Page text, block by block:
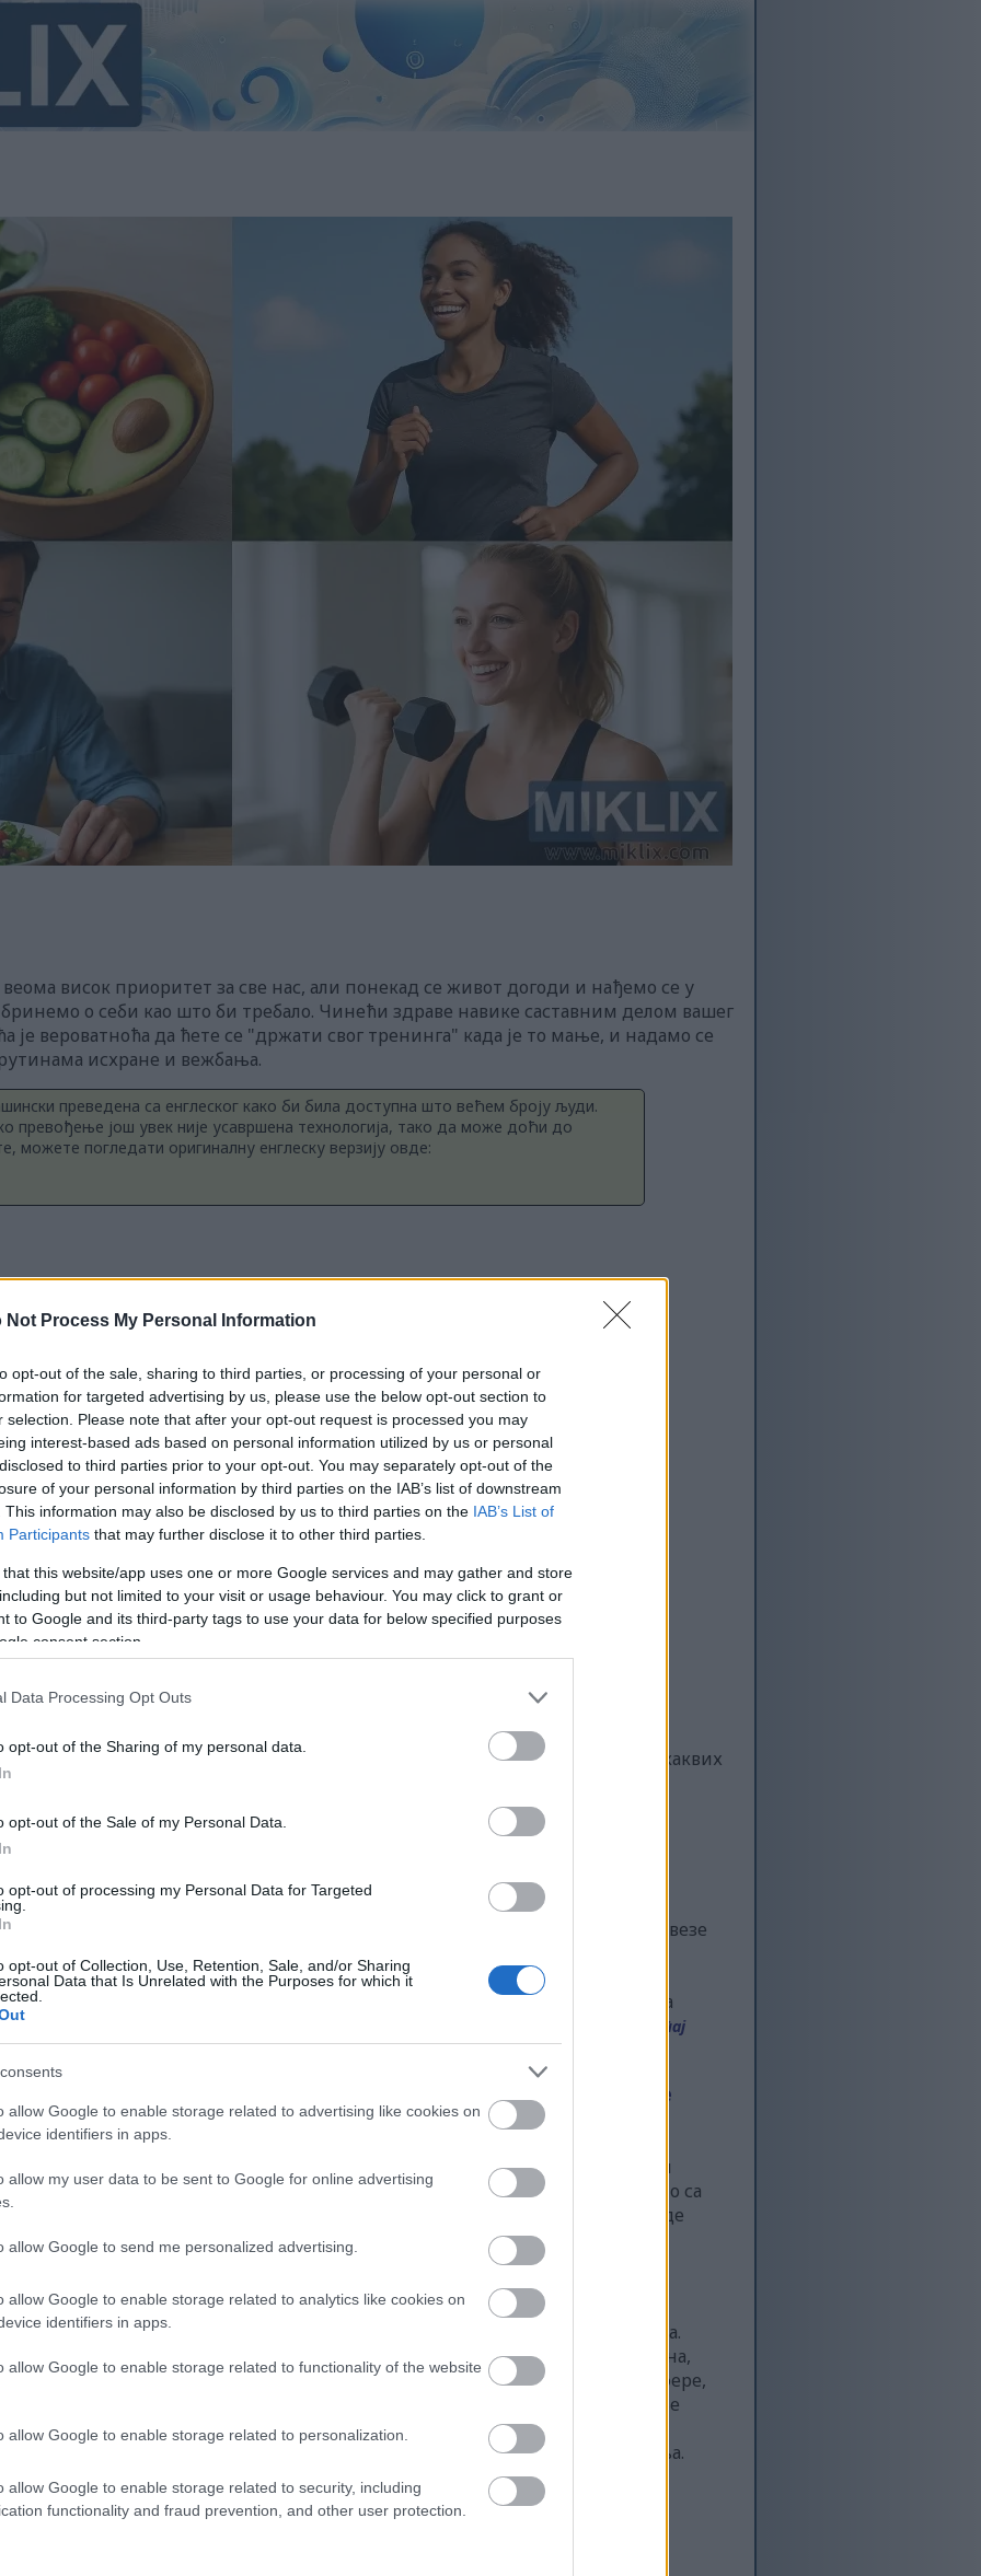
Not Process My Personal Information
opt-out of the sale, sharing to third parties, or processing of your personal or
for targeted advertising by us, please use the below opt-out section to
selection. Please note that after your opt-out request is processed you may
interest-based ads based on personal information utilized by us or personal
to third parties prior to your opt-out. You may separately opt-out of the
of your personal information by third parties on the IAB’s list of downstream
This information may also be disclosed by us to third parties on the IAB’s List of
Participants that may further disclose it to other third parties.
that this website/app uses one or more Google services and may gather and store
but not limited to your visit or usage behaviour. You may click to grant or
to Google and its third-party tags to use your data for below specified purposes
consent section.
Data Processing Opt Outs
opt-out of the Sharing of my personal data.
opt-out of the Sale of my Personal Data.
opt-out of processing my Personal Data for Targeted
opt-out of Collection, Use, Retention, Sale, and/or Sharing
Data that Is Unrelated with the Purposes for which it
allow Google to enable storage related to advertising like cookies on
identifiers in apps.
allow my user data to be sent to Google for online advertising
allow Google to send me personalized advertising.
allow Google to enable storage related to analytics like cookies on
identifiers in apps.
allow Google to enable storage related to functionality of the website
allow Google to enable storage related to personalization.
allow Google to enable storage related to security, including
functionality and fraud prevention, and other user protection.
висок приоритет за све нас, али понекад се живот догоди и нађемо се у
бринемо о себи као што би требало. Чинећи здраве навике саставним делом вашег
је вероватноћа да ћете се "држати свог тренинга" када је то мање, и надамо се
исхране и вежбања.
преведена са енглеског како би била доступна што већем броју људи.
превођење још увек није усавршена технологија, тако да може доћи до
можете погледати оригиналну енглеску верзију овде:
све изводљиво док имају посао са пуним радним временом. Само у
од информација овде не треба сматрати медицинским саветом. Увек се
или другим професионалним здравственим радником ако имате било каквих
и њеним поткатегоријама:
за здрав начин живота
2025. 17:34:44 UTC
активности може трансформисати ваше здравствено путовање од обавезе
Савршена рутина вежбања комбинује ефикасност са одрживошћу,
док истовремено даје резултате. У овом свеобухватном водичу,
10 најбољих фитнес активности за здрав начин живота, помажући вам да
у складу са вашим личним циљевима, жељама и нивоом кондиције.
Прочитај
ослобађања од стреса: потпуне здравствене предности јоге
2025. 09:05:22 UTC
која нуди бројне здравствене предности, побољшавајући и ментално и
корени сежу до древне Индије, комбинујући положаје, технике дисања и
Практичари доживљавају повећану флексибилност и снагу, заједно са
подржавају предности јоге, што је чини популарним избором за људе
који траже оптимално здравље.
Прочитај више...
предности часова спиновања
2025. 08:51:06 UTC
као вожња бицикла у затвореном, постао је омиљени тренинг широм света.
је хит свих времена. Ова активност високог интензитета није само забавна,
на много начина. Уз помоћ стручних инструктора и живахне атмосфере,
здравље вашег срца, помоћи у губитку тежине, одржати здравље
па чак и подићи расположење. Овај чланак се бави здравственим
би његово додавање у ваш фитнес план могло бити велика надоградња.